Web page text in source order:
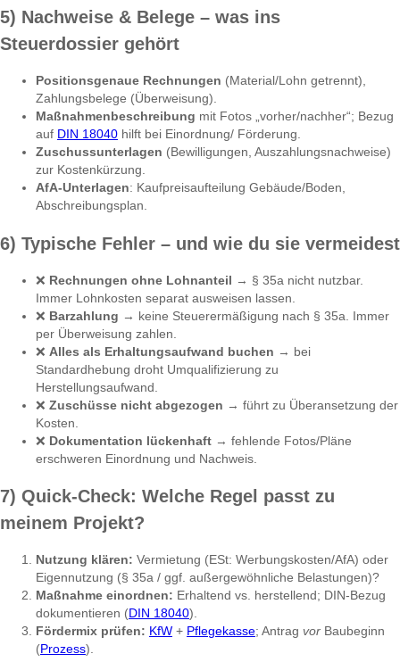
5) Nachweise & Belege – was ins
Steuerdossier gehört
Positionsgenaue Rechnungen (Material/Lohn getrennt),
Zahlungsbelege (Überweisung).
Maßnahmenbeschreibung mit Fotos „vorher/nachher“; Bezug
auf DIN 18040 hilft bei Einordnung/ Förderung.
Zuschussunterlagen (Bewilligungen, Auszahlungsnachweise)
zur Kostenkürzung.
AfA-Unterlagen: Kaufpreisaufteilung Gebäude/Boden,
Abschreibungsplan.
6) Typische Fehler – und wie du sie vermeidest
❌ Rechnungen ohne Lohnanteil → § 35a nicht nutzbar.
Immer Lohnkosten separat ausweisen lassen.
❌ Barzahlung → keine Steuerermäßigung nach § 35a. Immer
per Überweisung zahlen.
❌ Alles als Erhaltungsaufwand buchen → bei
Standardhebung droht Umqualifizierung zu
Herstellungsaufwand.
❌ Zuschüsse nicht abgezogen → führt zu Überansetzung der
Kosten.
❌ Dokumentation lückenhaft → fehlende Fotos/Pläne
erschweren Einordnung und Nachweis.
7) Quick-Check: Welche Regel passt zu
meinem Projekt?
Nutzung klären: Vermietung (ESt: Werbungskosten/AfA) oder
Eigennutzung (§ 35a / ggf. außergewöhnliche Belastungen)?
Maßnahme einordnen: Erhaltend vs. herstellend; DIN-Bezug
dokumentieren (DIN 18040).
Fördermix prüfen: KfW + Pflegekasse; Antrag vor Baubeginn
(Prozess).